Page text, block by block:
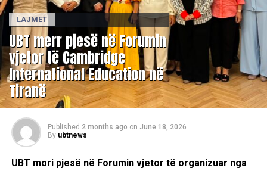
LAJMET
UBT merr pjesë në Forumin
vjetor të Cambridge
International Education në
Tiranë
Published 2 months ago on June 18, 2026
By ubtnews
UBT mori pjesë në Forumin vjetor të organizuar nga